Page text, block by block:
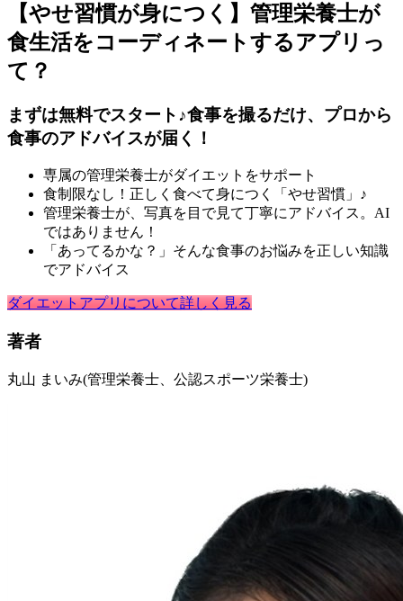
【やせ習慣が身につく】管理栄養士が
食生活をコーディネートするアプリっ
て？
まずは無料でスタート♪食事を撮るだけ、プロから
食事のアドバイスが届く！
専属の管理栄養士がダイエットをサポート
食制限なし！正しく食べて身につく「やせ習慣」♪
管理栄養士が、写真を目で見て丁寧にアドバイス。AI
ではありません！
「あってるかな？」そんな食事のお悩みを正しい知識
でアドバイス
ダイエットアプリについて詳しく見る
著者
丸山 まいみ(管理栄養士、公認スポーツ栄養士)